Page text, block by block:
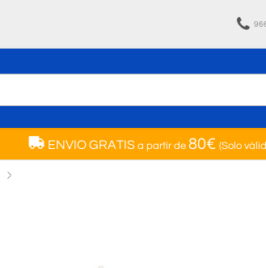
ENVIO GRATISa partir de 80€ (Solo